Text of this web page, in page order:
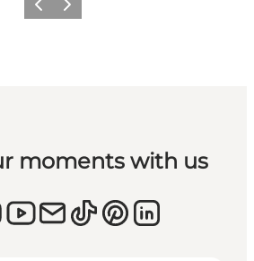
ForrigeNæste
moments with us